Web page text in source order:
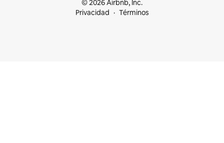
© 2026 Airbnb, Inc.
Privacidad
Términos